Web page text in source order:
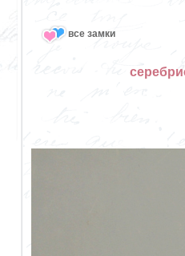
все замки